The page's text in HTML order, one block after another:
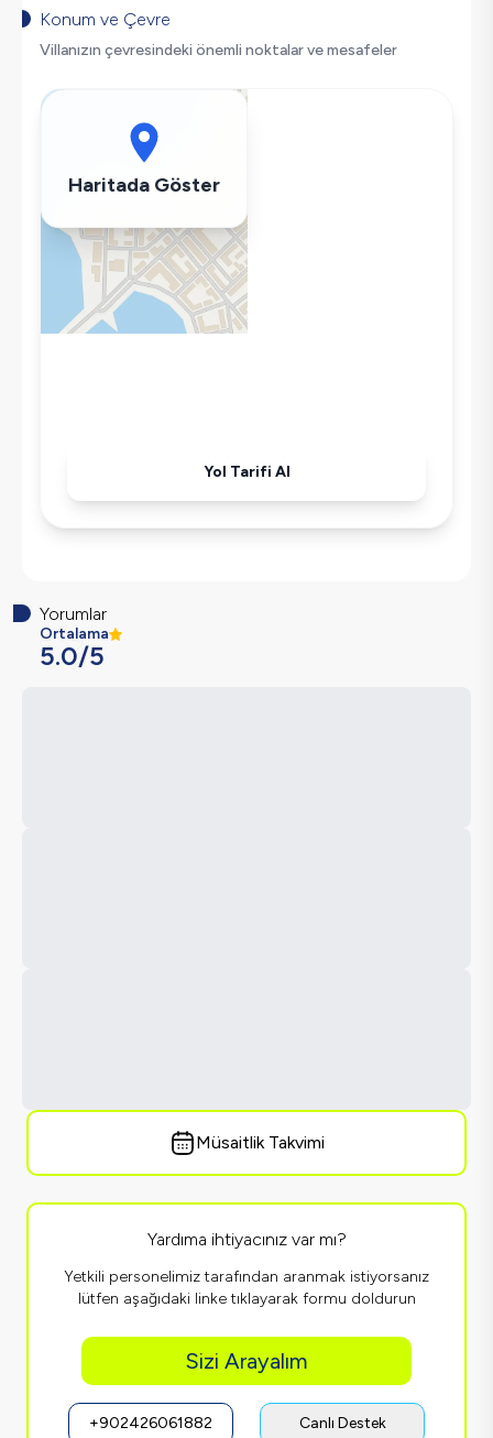
Çocuk Oyun Alanı
Barbekü
Langırt
Masa Tenisi
Bulaşık Makinesi
Çamaşır Makinesi
Buzdolabı
Klima
Konum ve Çevre
Villanızın çevresindeki önemli noktalar ve mesafeler
Haritada Göster
Yol Tarifi Al
Yorumlar
Ortalama
5.0/5
Müsaitlik Takvimi
Yardıma ihtiyacınız var mı?
Yetkili personelimiz tarafından aranmak istiyorsanız
lütfen aşağıdaki linke tıklayarak formu doldurun
Sizi Arayalım
+902426061882 Canlı Destek